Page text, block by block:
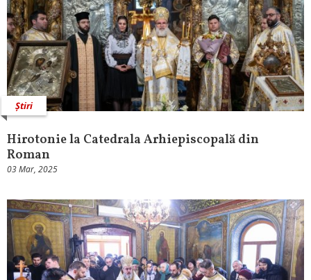
Știri
Hirotonie la Catedrala Arhiepiscopală din
Roman
03 Mar, 2025